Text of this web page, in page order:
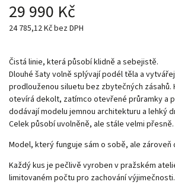
29 990 Kč
24 785,12 Kč bez DPH
Čistá linie, která působí klidně a sebejistě.
Dlouhé šaty volně splývají podél těla a
prodlouženou siluetu bez zbytečných
otevírá dekolt, zatímco otevřené průramky a
dodávají modelu jemnou architekturu a lehký
Celek působí uvolněně, ale stále velmi přesně.
Model, který funguje sám o sobě, ale
Každý kus je pečlivě vyroben v pražském
limitovaném počtu pro zachování výjimečnosti.